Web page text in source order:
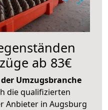
ab 83€
Umzugsbranche
die qualifizierten
Anbieter in Augsburg